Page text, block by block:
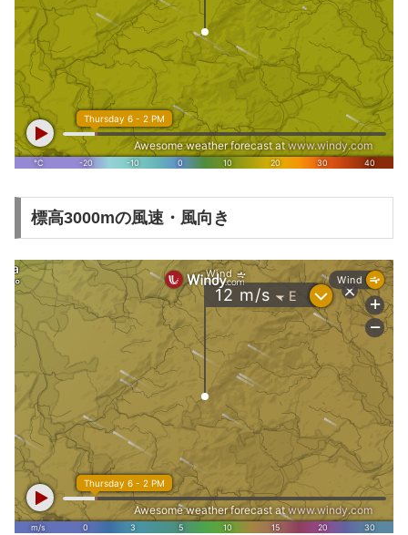
標高3000mの風速・風向き